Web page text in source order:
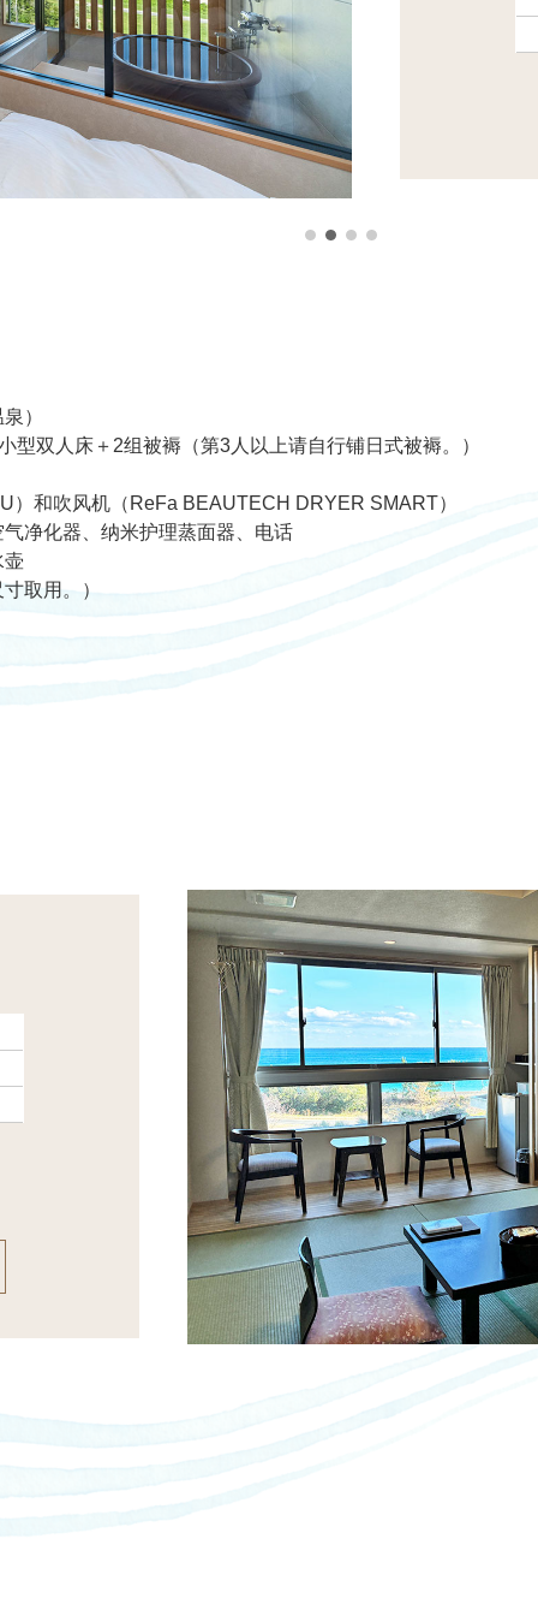
）
型双人床＋2组被褥（第3人以上请自行铺日式被褥。）
）和吹风机（ReFa BEAUTECH DRYER SMART）
净化器、纳米护理蒸面器、电话
壶
取用。）